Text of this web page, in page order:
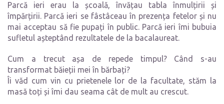
Parcă ieri erau la școală, învățau tabla înmulțirii și
împărțirii. Parcă ieri se fâstâceau în prezența fetelor și nu
mai acceptau să fie pupați în public. Parcă ieri îmi bubuia
sufletul așteptând rezultatele de la bacalaureat.
Cum a trecut așa de repede timpul? Când s-au
transformat băieții mei în bărbați?
Îi văd cum vin cu prietenele lor de la facultate, stăm la
masă toți și îmi dau seama cât de mult au crescut.